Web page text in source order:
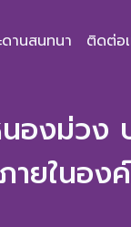
ดานสนทนา ติดต่อ
องม่วง
ในองค์